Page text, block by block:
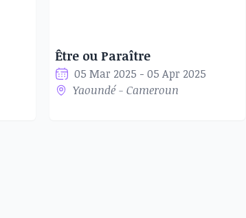
Être ou Paraître
05 Mar 2025 - 05 Apr 2025
Yaoundé - Cameroun